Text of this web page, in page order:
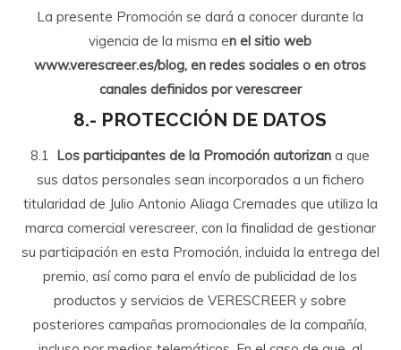
La presente Promoción se dará a conocer durante la
vigencia de la misma en el sitio web
www.verescreer.es/blog, en redes sociales o en otros
canales definidos por verescreer
8.- PROTECCIÓN DE DATOS
8.1 Los participantes de la Promoción autorizan a que
sus datos personales sean incorporados a un fichero
titularidad de Julio Antonio Aliaga Cremades que utiliza la
marca comercial verescreer, con la finalidad de gestionar
su participación en esta Promoción, incluida la entrega del
premio, así como para el envío de publicidad de los
productos y servicios de VERESCREER y sobre
posteriores campañas promocionales de la compañía,